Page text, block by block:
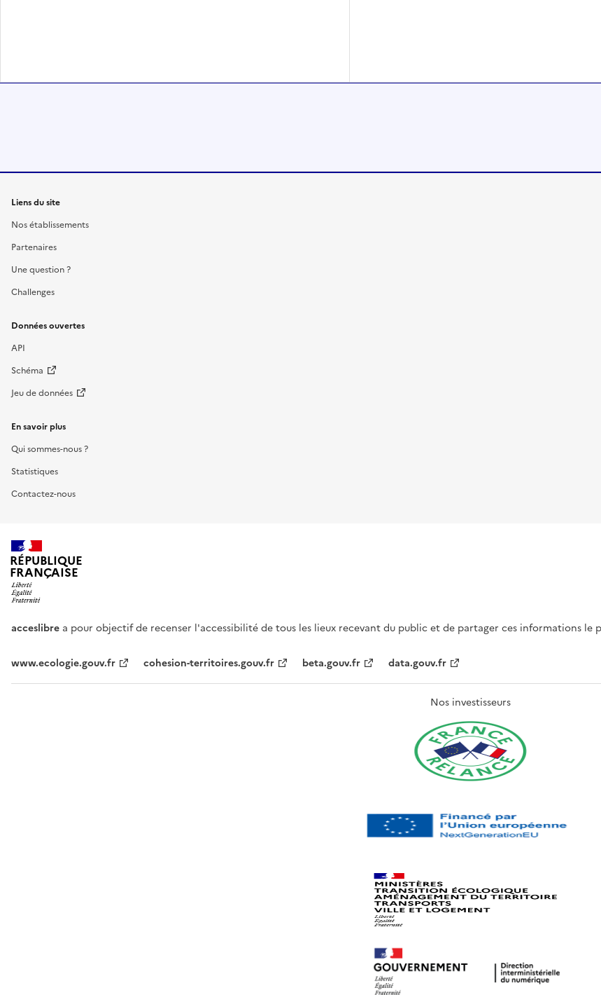
Liens du site
Nos établissements
Partenaires
Une question ?
Challenges
Données ouvertes
API
Schéma
Jeu de données
En savoir plus
Qui sommes-nous ?
Statistiques
Contactez-nous
RÉPUBLIQUE
FRANÇAISE
acceslibre a pour objectif de recenser l'accessibilité de tous les lieux recevant du public et de partager ces informations le
www.ecologie.gouv.fr cohesion-territoires.gouv.fr beta.gouv.fr data.gouv.fr
Nos investisseurs